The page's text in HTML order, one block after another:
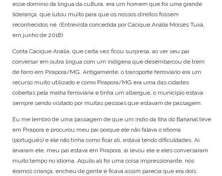
esse domínio da língua da cultura, era um homem que foi uma grande
liderança, que lutou muito para que os nossos direitos fossem
reconhecidos né. (Entrevista concedida por Cacique Anália Moisés Tuxá,
em junho de 2018)
Conta Cacique Anália, que certa vez ficou surpresa, ao ver seu pai
conversar em outra língua com um indígena que desembarcou de trem
de ferro em Pirapora/MG. Antigamente, o transporte ferroviário era um
recurso muito utilizado e como Pirapora/MG era uma das cidades
cobertas pela malha ferroviária e tinha um albergue, o município estava
sempre sendo visitado por muitas pessoas que estavam de passagem.
Eu me lembro de uma passagem de que um índio da Ilha do Bananal teve
em Pirapora e procurou meu pai porque ele não falava o idioma
(português) e ele não tinha como ficar ali, estava tendo dificuldades. Ai
levaram ele, meu pai estava em Pirapora, ai levou ele e eles conversaram
muito tempo no idioma. Aquilo ali foi uma coisa impressionante, nós
éramos criança, encheu de gente e ficava assim parecia que era dois